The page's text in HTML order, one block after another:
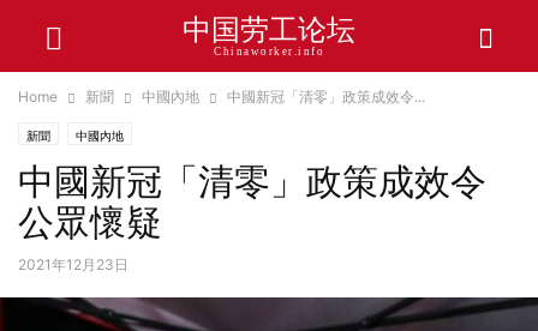
中国劳工论坛
Chinaworker.info
Home 新聞 中國內地 中國新冠「清零」政策成效令...
新聞 中國內地
中國新冠「清零」政策成效令
公眾懷疑
2021年12月23日